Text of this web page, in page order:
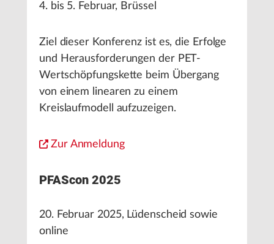
4. bis 5. Februar, Brüssel
Ziel dieser Konferenz ist es, die Erfolge
und Herausforderungen der PET-
Wertschöpfungskette beim Übergang
von einem linearen zu einem
Kreislaufmodell aufzuzeigen.
Zur Anmeldung
PFAScon 2025
20. Februar 2025, Lüdenscheid sowie
online